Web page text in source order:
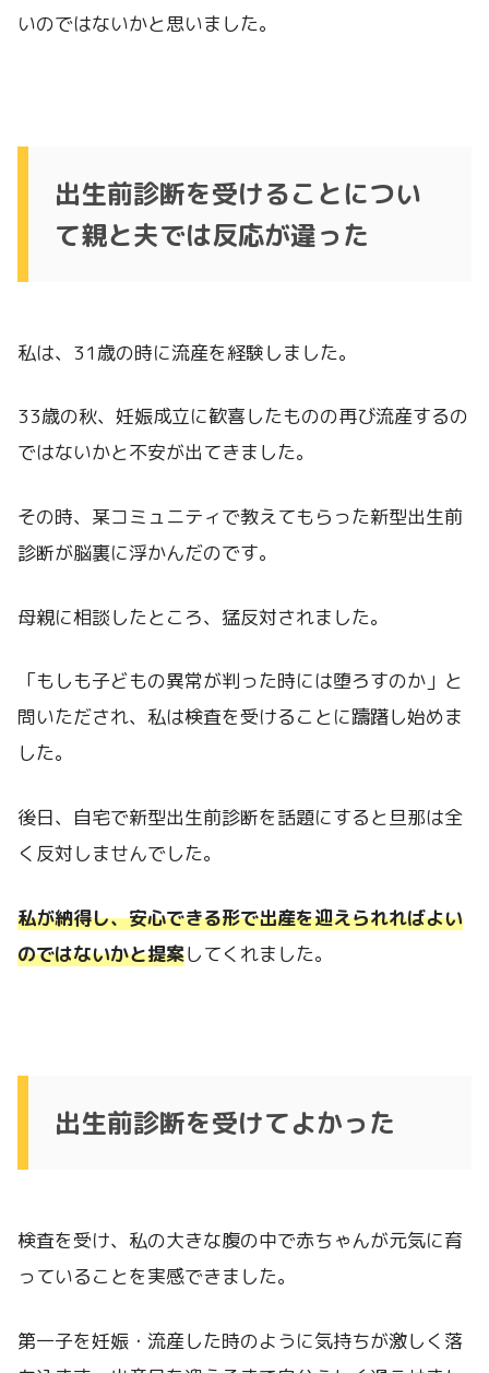
いのではないかと思いました。
出生前診断を受けることについ
て親と夫では反応が違った
私は、31歳の時に流産を経験しました。
33歳の秋、妊娠成立に歓喜したものの再び流産するの
ではないかと不安が出てきました。
その時、某コミュニティで教えてもらった新型出生前
診断が脳裏に浮かんだのです。
母親に相談したところ、猛反対されました。
「もしも子どもの異常が判った時には堕ろすのか」と
問いただされ、私は検査を受けることに躊躇し始めま
した。
後日、自宅で新型出生前診断を話題にすると旦那は全
く反対しませんでした。
私が納得し、安心できる形で出産を迎えられればよい
のではないかと提案してくれました。
出生前診断を受けてよかった
検査を受け、私の大きな腹の中で赤ちゃんが元気に育
っていることを実感できました。
第一子を妊娠・流産した時のように気持ちが激しく落